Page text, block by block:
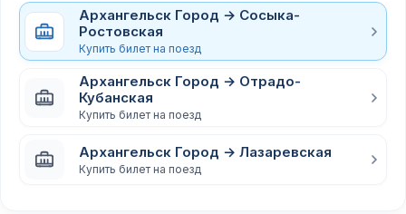
Архангельск Город → Сосыка-
Ростовская
Купить билет на поезд
Архангельск Город → Отрадо-
Кубанская
Купить билет на поезд
Архангельск Город → Лазаревская
Купить билет на поезд